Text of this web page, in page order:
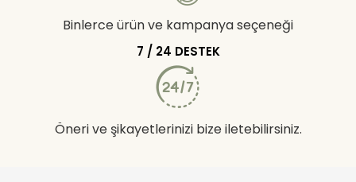
Binlerce ürün ve kampanya seçeneği
7 / 24 DESTEK
Öneri ve şikayetlerinizi bize iletebilirsiniz.